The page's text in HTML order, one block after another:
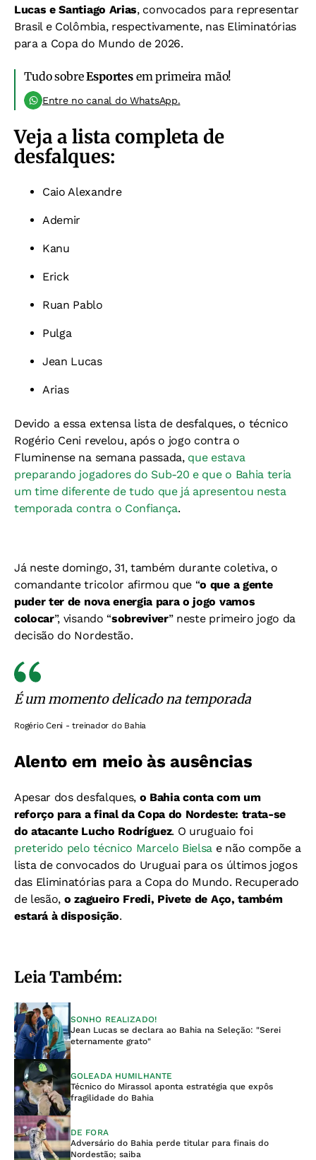
Lucas e Santiago Arias, convocados para representar
Brasil e Colômbia, respectivamente, nas Eliminatórias
para a Copa do Mundo de 2026.
Tudo sobreEsportesem primeira mão!
Entre no canal do WhatsApp.
Veja a lista completa de
desfalques:
Caio Alexandre
Ademir
Kanu
Erick
Ruan Pablo
Pulga
Jean Lucas
Arias
Devido a essa extensa lista de desfalques, o técnico
Rogério Ceni revelou, após o jogo contra o
Fluminense na semana passada, que estava
preparando jogadores do Sub-20 e que o Bahia teria
um time diferente de tudo que já apresentou nesta
temporada contra o Confiança.
Já neste domingo, 31, também durante coletiva, o
comandante tricolor afirmou que “o que a gente
puder ter de nova energia para o jogo vamos
colocar”, visando “sobreviver” neste primeiro jogo da
decisão do Nordestão.
É um momento delicado na temporada
Rogério Ceni - treinador do Bahia
Alento em meio às ausências
Apesar dos desfalques, o Bahia conta com um
reforço para a final da Copa do Nordeste: trata-se
do atacante Lucho Rodríguez. O uruguaio foi
preterido pelo técnico Marcelo Bielsa e não compõe a
lista de convocados do Uruguai para os últimos jogos
das Eliminatórias para a Copa do Mundo. Recuperado
de lesão, o zagueiro Fredi, Pivete de Aço, também
estará à disposição.
Leia Também:
SONHO REALIZADO!
Jean Lucas se declara ao Bahia na Seleção: "Serei
eternamente grato"
GOLEADA HUMILHANTE
Técnico do Mirassol aponta estratégia que expôs
fragilidade do Bahia
DE FORA
Adversário do Bahia perde titular para finais do
Nordestão; saiba